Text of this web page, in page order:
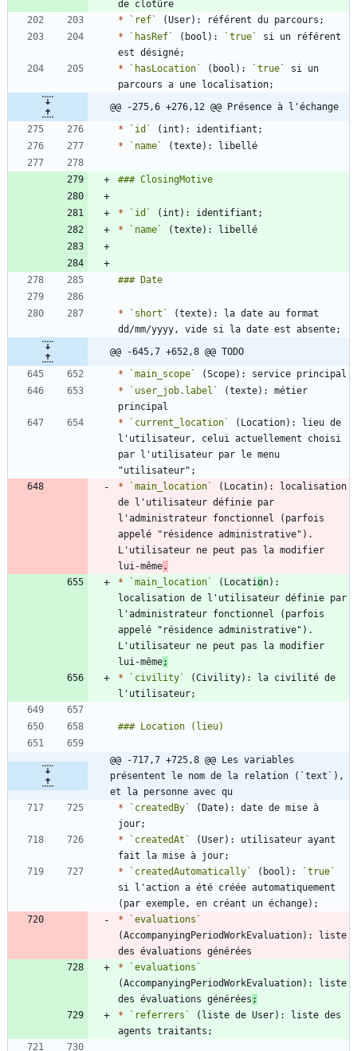
*
`ref`
*
`hasRef` (bool): `true`
si un référent
*
`hasLocation` (bool): `true`
si un
@@ -275,6 +276,12 @@ Présence à l'échange
*
`id`
*
`name`
* `id`
*
`name`
* `short`
(texte): la date au format
@@ -645,7 +652,8 @@ TODO
*
`main_scope`
*
`user_job.label`
(texte): métier
*
`current_location`
(Location): lieu de
l'utilisateur, celui actuellement choisi
par l'utilisateur par le menu
*
`main_location`
(Locatin): localisation
de l'utilisateur définie par
l'administrateur fonctionnel (parfois
appelé "résidence administrative").
L'utilisateur ne peut pas la modifier
lui-même.
*
`main_location` (Location):
localisation de l'utilisateur définie par
l'administrateur fonctionnel (parfois
appelé "résidence administrative").
L'utilisateur ne peut pas la modifier
lui-même;
*
`civility`
(Civility): la civilité de
@@ -717,7 +725,8 @@ Les variables
présentent le nom de la relation (`text`),
et la personne avec qu
*
`createdBy`
(Date): date de mise à
*
`createdAt`
(User): utilisateur ayant
*
`createdAutomatically` (bool):
`true`
si l'action a été créée automatiquement
*
`evaluations`
(AccompanyingPeriodWorkEvaluation): liste
*
`evaluations`
(AccompanyingPeriodWorkEvaluation): liste
des évaluations générées ;
*
`referrers`
(liste de User): liste des